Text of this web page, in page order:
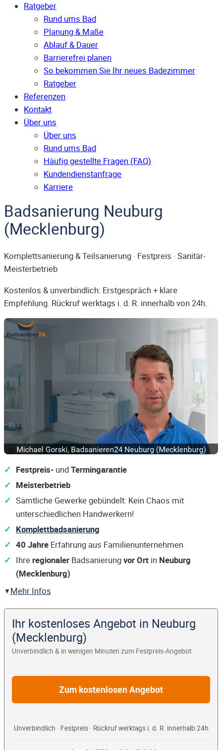
Ratgeber
Rund ums Bad
Planung & Maße
Ablauf & Dauer
Barrierefrei planen
So bekommen Sie Ihr neues Badezimmer
Ratgeber
Referenzen
Kontakt
Über uns
Über uns
Rund ums Bad
Häufig gestellte Fragen (FAQ)
Kunden­dienst­anfrage
Karriere
Badsanierung Neuburg
(Mecklenburg)
Komplettsanierung & Teilsanierung · Festpreis · Sanitär-
Meisterbetrieb
Kostenlos & unverbindlich: Erstgespräch + klare
Empfehlung. Rückruf werktags i. d. R. innerhalb von 24h.
Festpreis- undTermingarantie
Meisterbetrieb
Sämtliche Gewerke gebündelt: Kein Chaos mit
unterschiedlichen Handwerkern!
Komplettbadsanierung
40 Jahre Erfahrung aus Familienunternehmen
Ihre regionaler Badsanierungvor Ort in Neuburg
(Mecklenburg)
Mehr Infos
Ihr kostenloses Angebot in Neuburg
(Mecklenburg)
Unverbindlich & in wenigen Minuten zum Festpreis-Angebot
Zum kostenlosen Angebot
Unverbindlich · Festpreis · Rückruf werktags i. d. R. innerhalb 24h